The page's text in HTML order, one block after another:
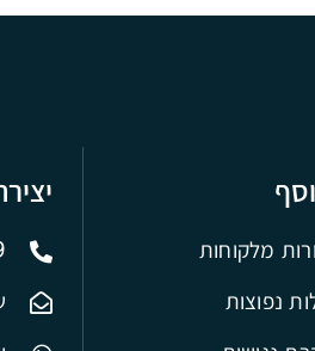
מלקוחות
נפוצות